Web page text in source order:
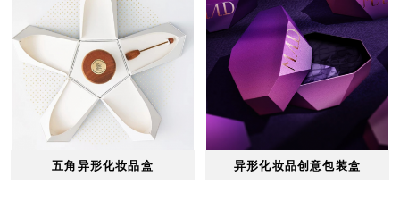
五角异形化妆品盒 异形化妆品创意包装盒